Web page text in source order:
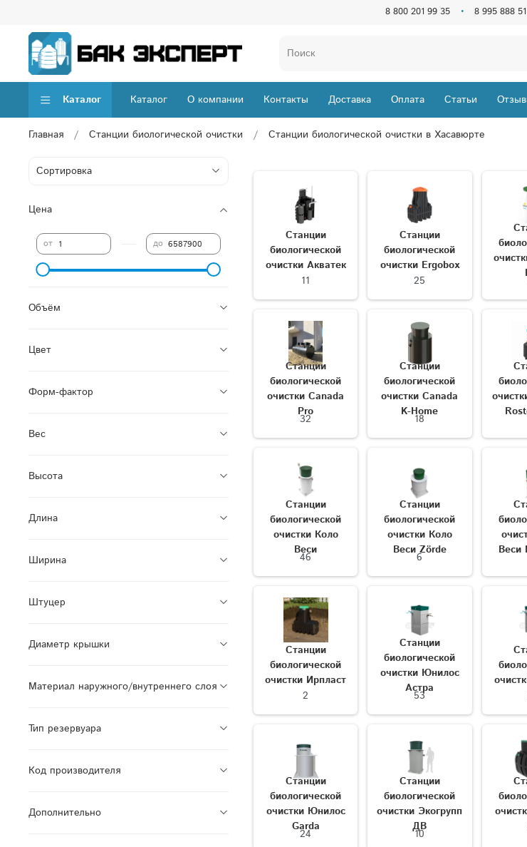
8 800 201 99 35 8 995 888
Каталог Каталог О компании Контакты Доставка Оплата Статьи
Главная Станции биологической очистки Станции биологической очистки в Хасавюрте
Станции
биологической
очистки Акватек
11
Станции
биологической
очистки Ergobox
25
Станции
биологической
очистки Canada
Pro
32
Станции
биологической
очистки Canada
K-Home
18
Станции
биологической
очистки Коло
Веси
46
Станции
биологической
очистки Коло
Веси Zörde
6
Веси
Станции
биологической
очистки Ирпласт
2
Станции
биологической
очистки Юнилос
Астра
53
Станции
биологической
очистки Юнилос
Garda
24
Станции
биологической
очистки Экогрупп
ДВ
10
Цена
от до
Объём
Цвет
Форм-фактор
Вес
Высота
Длина
Ширина
Штуцер
Диаметр крышки
Материал наружного/внутреннего слоя
Тип резервуара
Код производителя
Дополнительно